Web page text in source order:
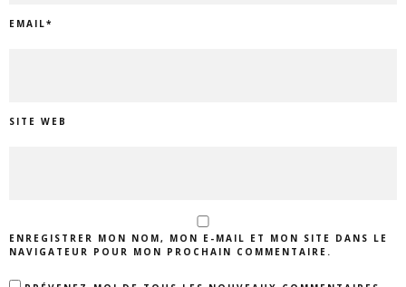
EMAIL*
SITE WEB
ENREGISTRER MON NOM, MON E-MAIL ET MON SITE DANS LE
NAVIGATEUR POUR MON PROCHAIN COMMENTAIRE.